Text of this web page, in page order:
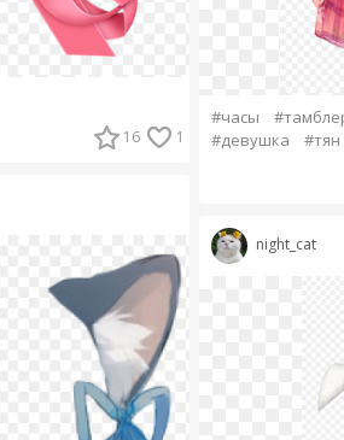
16 1
#часы
#девушка
#тян
night_cat